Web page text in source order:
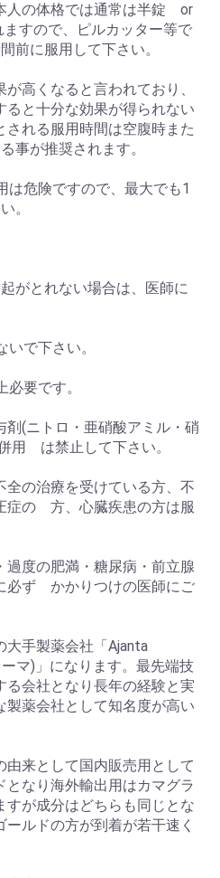
人の体格では通常は半錠 or
すので、ピルカッター等で
前に服用して下さい。
高くなると言われており、
と十分な効果が得られない
れる服用時間は空腹時また
事が推奨されます。
は危険ですので、最大でも1
。
がとれない場合は、医師に
いで下さい。
必要です。
剤(ニトロ・亜硝酸アミル・硝
用 は禁止して下さい。
全の治療を受けている方、不
症の 方、心臓疾患の方は服
過度の肥満・糖尿病・前立腺
必ず かかりつけの医師にご
大手製薬会社「Ajanta
マ)」になります。最先端技
会社となり長年の経験と実
薬会社として知名度が高い
由来として国内販売用として
なり海外輸出用はカマグラ
すが成分はどちらも同じとな
ルドの方が到着が若干速く